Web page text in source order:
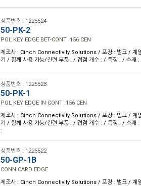
상품번호 : 1225524
50-PK-2
POL KEY EDGE BET-CONT .156 CEN
제조사 : Cinch Connectivity Solutions / 포장 : 벌크 / 계
키 / 함께 사용 가능/관련 부품 : / 접점 개수 : / 특징 : / 소재 :
상품번호 : 1225523
50-PK-1
POL KEY EDGE IN-CONT .156 CEN
제조사 : Cinch Connectivity Solutions / 포장 : 벌크 / 계
키 / 함께 사용 가능/관련 부품 : / 접점 개수 : / 특징 : / 소재 :
:
상품번호 : 1225522
50-GP-1B
CONN CARD EDGE
제조사 : Cinch Connectivity Solutions / 포장 : 벌크 / 계